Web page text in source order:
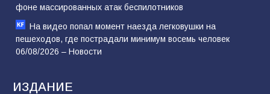
фоне массированных атак беспилотников
На видео попал момент наезда легковушки на
пешеходов, где пострадали минимум восемь человек
06/08/2026 – Новости
ИЗДАНИЕ